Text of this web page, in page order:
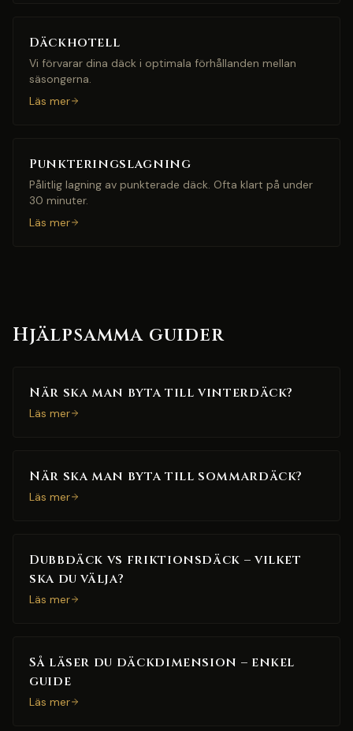
Däckhotell
Vi förvarar dina däck i optimala förhållanden mellan
säsongerna.
Läs mer
Punkteringslagning
Pålitlig lagning av punkterade däck. Ofta klart på under
30 minuter.
Läs mer
Hjälpsamma guider
När ska man byta till vinterdäck?
Läs mer
När ska man byta till sommardäck?
Läs mer
Dubbdäck vs friktionsdäck – vilket
ska du välja?
Läs mer
Så läser du däckdimension – enkel
guide
Läs mer